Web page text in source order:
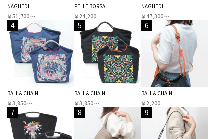
NAGHEDI
￥51,700 〜
PELLE BORSA
￥24,200
NAGHEDI
￥47,300 〜
4
BALL＆CHAIN
￥3,850 〜
5
BALL＆CHAIN
￥3,850 〜
6
BALL＆CHAIN
￥2,200
7 8 9